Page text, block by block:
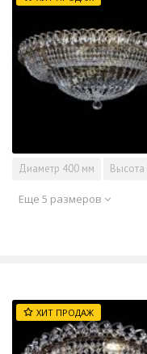
Диаметр 400 мм Высота
Еще 5 размеров
ХИТ ПРОДАЖ